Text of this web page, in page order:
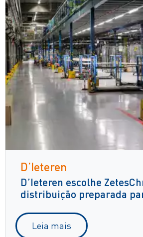
D’Ieteren
D’Ieteren escolhe
distribuição preparada
Leia mais